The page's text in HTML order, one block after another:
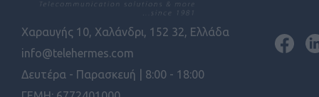
I want
I want
Χαραυγής 10, Χαλάνδρι, 152 32, Ελλάδα
info@telehermes.com
Δευτέρα - Παρασκευή | 8:00 - 18:00